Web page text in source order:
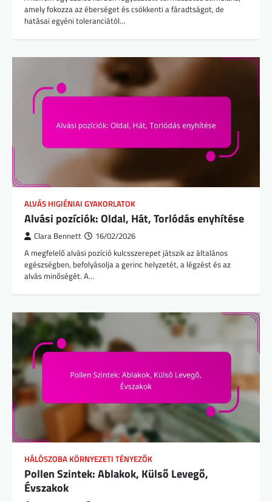
amely fokozza az éberséget és csökkenti a fáradtságot, de
hatásai egyéni toleranciától…
ALVÁS HIGIÉNIAI GYAKORLATOK
Alvási pozíciók: Oldal, Hát, Torlódás enyhítése
Clara Bennett 16/02/2026
A megfelelő alvási pozíció kulcsszerepet játszik az általános
egészségben, befolyásolja a gerinc helyzetét, a légzést és az
alvás minőségét. A…
HÁLÓSZOBA KÖRNYEZETI TÉNYEZŐK
Pollen Szintek: Ablakok, Külső Levegő,
Évszakok